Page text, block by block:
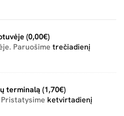
(0,00€)
Paruošime trečiadienį
terminalą (1,70€)
ketvirtadienį